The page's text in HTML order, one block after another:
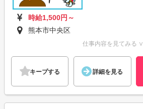
時給1,500円～
熊本市中央区
仕事内容を見てみる ∨
キープする 詳細を見る